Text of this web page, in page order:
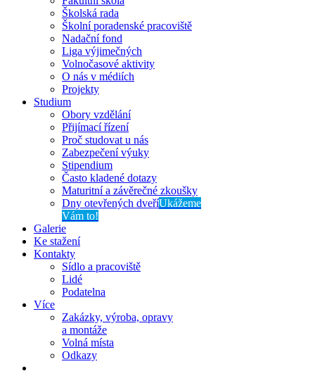
Školská rada
Školní poradenské pracoviště
Nadační fond
Liga výjimečných
Volnočasové aktivity
O nás v médiích
Projekty
Studium
Obory vzdělání
Přijímací řízení
Proč studovat u nás
Zabezpečení výuky
Stipendium
Často kladené dotazy
Maturitní a závěrečné zkoušky
Dny otevřených dveříUkážeme
Vám to!
Galerie
Ke stažení
Kontakty
Sídlo a pracoviště
Lidé
Podatelna
Více
Zakázky, výroba, opravy
a montáže
Volná místa
Odkazy